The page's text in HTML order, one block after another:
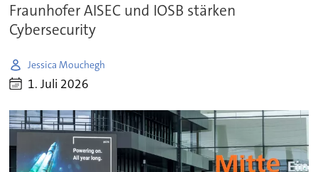
Fraunhofer AISEC und IOSB stärken
Cybersecurity
Jessica Mouchegh
1. Juli 2026